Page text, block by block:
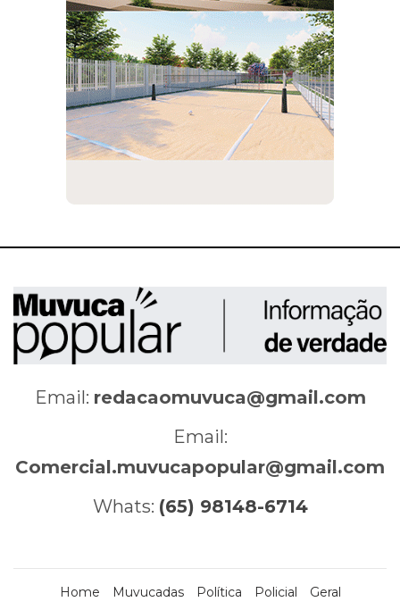
Email: redacaomuvuca@gmail.com
Email:
Comercial.muvucapopular@gmail.com
Whats: (65) 98148-6714
Home Muvucadas Política Policial Geral